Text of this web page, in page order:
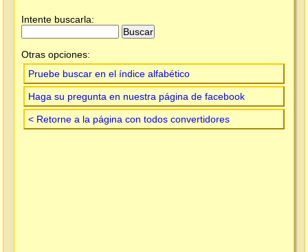
Intente buscarla:
Otras opciones:
Pruebe buscar en el índice alfabético
Haga su pregunta en nuestra página de facebook
< Retorne a la página con todos convertidores